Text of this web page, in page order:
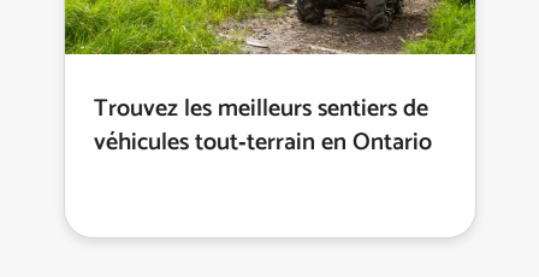
Trouvez les meilleurs sentiers de
véhicules tout‑terrain en Ontario